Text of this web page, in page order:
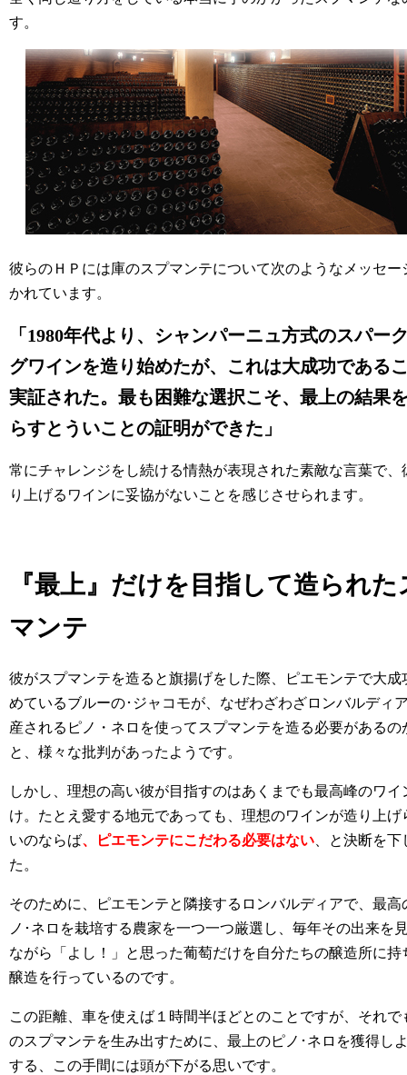
す。
彼らのＨＰには庫のスプマンテについて次のようなメッセー
かれています。
「1980年代より、シャンパーニュ方式のスパー
グワインを造り始めたが、これは大成功である
実証された。最も困難な選択こそ、最上の結果
らすとういことの証明ができた」
常にチャレンジをし続ける情熱が表現された素敵な言葉で、
り上げるワインに妥協がないことを感じさせられます。
『最上』だけを目指して造られた
マンテ
彼がスプマンテを造ると旗揚げをした際、ピエモンテで大成
めているブルーの･ジャコモが、なぜわざわざロンバルディ
産されるピノ・ネロを使ってスプマンテを造る必要があるの
と、様々な批判があったようです。
しかし、理想の高い彼が目指すのはあくまでも最高峰のワイ
け。たとえ愛する地元であっても、理想のワインが造り上げ
いのならば、ピエモンテにこだわる必要はない 、と決断を
た。
そのために、ピエモンテと隣接するロンバルディアで、最高
ノ･ネロを栽培する農家を一つ一つ厳選し、毎年その出来を
ながら「よし！」と思った葡萄だけを自分たちの醸造所に持
醸造を行っているのです。
この距離、車を使えば１時間半ほどとのことですが、それで
のスプマンテを生み出すために、最上のピノ･ネロを獲得し
する、この手間には頭が下がる思いです。